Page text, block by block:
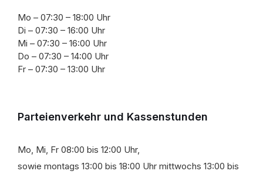
Mo – 07:30 – 18:00 Uhr
Di – 07:30 – 16:00 Uhr
Mi – 07:30 – 16:00 Uhr
Do – 07:30 – 14:00 Uhr
Fr – 07:30 – 13:00 Uhr
Parteienverkehr und Kassenstunden
Mo, Mi, Fr 08:00 bis 12:00 Uhr,
sowie montags 13:00 bis 18:00 Uhr mittwochs 13:00 bis